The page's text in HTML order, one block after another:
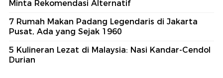
Minta Rekomendasi Alternatif
7 Rumah Makan Padang Legendaris di Jakarta
Pusat, Ada yang Sejak 1960
5 Kulineran Lezat di Malaysia: Nasi Kandar-Cendol
Durian